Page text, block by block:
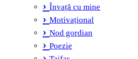
Învață cu mine
Motivațional
Nod gordian
Poezie